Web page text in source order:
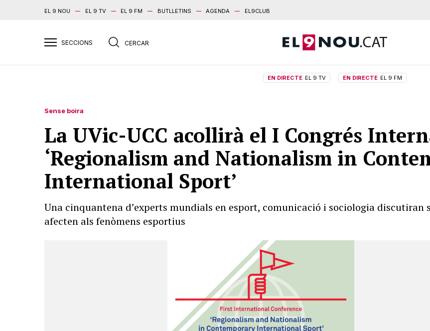
EL 9 NOU EL 9 TV EL 9 FM BUTLLETINS AGENDA EL9CLUB
EN DIRECTE EL 9 TV EN DIRECTE EL 9 FM
Sense boira
La UVic-UCC acollirà el I Congrés
‘Regionalism and Nationalism in
International Sport’
Una cinquantena d’experts mundials en esport, comunicació i sociologia discutiran
afecten als fenòmens esportius